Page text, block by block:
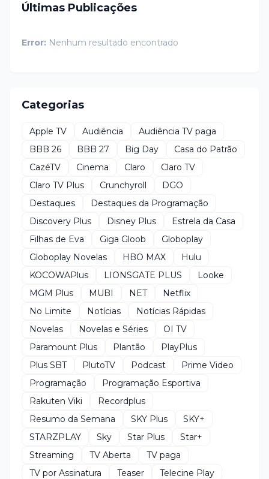
Últimas Publicações
Error: Nenhum resultado encontrado
Categorias
Apple TV Audiência
Audiência TV paga
BBB 26
BBB 27 Big Day
Casa do Patrão
CazéTV
Cinema Claro
Claro TV
Claro TV Plus
Crunchyroll
DGO
Destaques
Destaques da Programação
Discovery Plus
Disney Plus
Estrela da Casa
Filhas de Eva
Giga Gloob
Globoplay
Globoplay Novelas
HBO MAX
Hulu
KOCOWAPlus
LIONSGATE PLUS
Looke
MGM Plus
MUBI NET
Netflix
No Limite
Notícias
Notícias Rápidas
Novelas
Novelas e Séries
OI TV
Paramount Plus
Plantão
PlayPlus
Plus SBT
PlutoTV Podcast
Prime Video
Programação
Programação Esportiva
Rakuten Viki
Recordplus
Resumo da Semana
SKY Plus
SKY+
STARZPLAY
Sky Star Plus
Star+
Streaming
TV Aberta
TV paga
TV por Assinatura
Teaser
Telecine Play